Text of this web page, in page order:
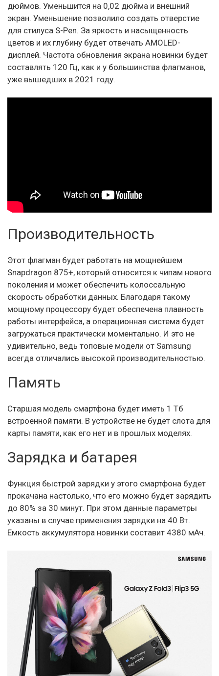
дюймов. Уменьшится на 0,02 дюйма и внешний
экран. Уменьшение позволило создать отверстие
для стилуса S-Pen. За яркость и насыщенность
цветов и их глубину будет отвечать AMOLED-
дисплей. Частота обновления экрана новинки будет
составлять 120 Гц, как и у большинства флагманов,
уже вышедших в 2021 году.
Производительность
Этот флагман будет работать на мощнейшем
Snapdragon 875+, который относится к чипам нового
поколения и может обеспечить колоссальную
скорость обработки данных. Благодаря такому
мощному процессору будет обеспечена плавность
работы интерфейса, а операционная система будет
загружаться практически моментально. И это не
удивительно, ведь топовые модели от Samsung
всегда отличались высокой производительностью.
Память
Старшая модель смартфона будет иметь 1 Тб
встроенной памяти. В устройстве не будет слота для
карты памяти, как его нет и в прошлых моделях.
Зарядка и батарея
Функция быстрой зарядки у этого смартфона будет
прокачана настолько, что его можно будет зарядить
до 80% за 30 минут. При этом данные параметры
указаны в случае применения зарядки на 40 Вт.
Емкость аккумулятора новинки составит 4380 мАч.